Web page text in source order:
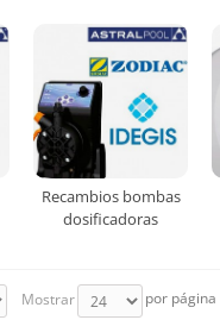
Recambios bombas
dosificadoras
Mostrar por página